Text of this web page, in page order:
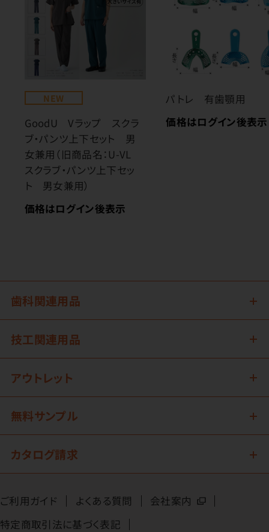
NEW
GoodU Vラップ スクラ
ブ・パンツ上下セット 男
女兼用（旧商品名：U-VL
スクラブ・パンツ上下セッ
ト 男女兼用）
価格はログイン後表示
パトレ 有歯顎用
価格はログイン後表示
歯科関連用品
技工関連用品
アウトレット
無料サンプル
カタログ請求
ご利用ガイド よくある質問
会社案内
特定商取引法に基づく表記